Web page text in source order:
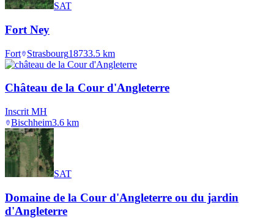
SAT
Fort Ney
Fort Strasbourg18733.5 km
Château de la Cour d'Angleterre
Inscrit MH
Bischheim3.6 km
SAT
Domaine de la Cour d'Angleterre ou du jardin
d'Angleterre